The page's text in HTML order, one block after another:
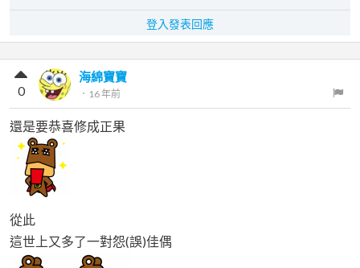
登入發表回應
海綿寶寶
． 16 年前
0
還是要恭喜修成正果
從此
這世上又多了一對怨(誤)佳偶